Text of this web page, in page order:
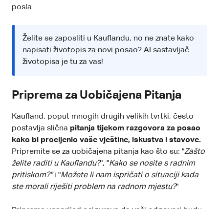
posla.
Želite se zaposliti u Kauflandu, no ne znate kako
napisati životopis za novi posao? AI sastavljač
životopisa je tu za vas!
Priprema za Uobičajena Pitanja
Kaufland, poput mnogih drugih velikih tvrtki, često
postavlja slična pitanja tijekom razgovora za posao
kako bi procijenio vaše vještine, iskustva i stavove.
Pripremite se za uobičajena pitanja kao što su: "Zašto
želite raditi u Kauflandu?", "Kako se nosite s radnim
pritiskom?"i "Možete li nam ispričati o situaciji kada
ste morali riješiti problem na radnom mjestu?"